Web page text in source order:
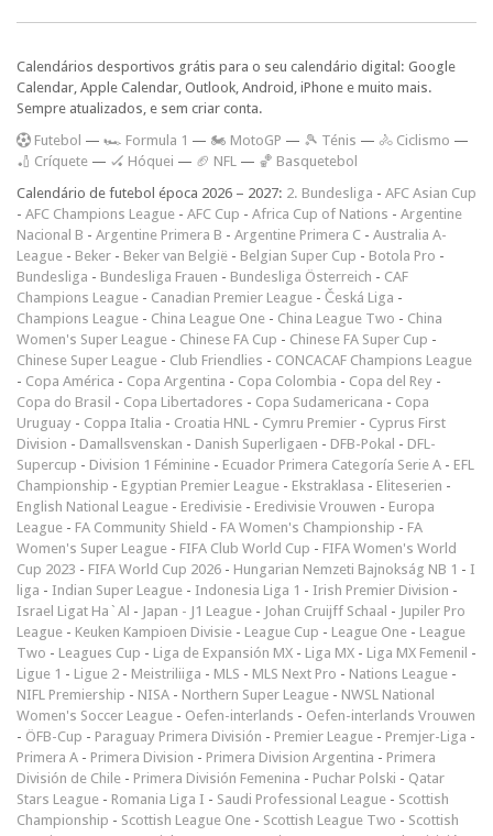
Calendários desportivos grátis para o seu calendário digital: Google
Calendar, Apple Calendar, Outlook, Android, iPhone e muito mais.
Sempre atualizados, e sem criar conta.
Futebol — 🏎️ Formula 1 — 🏍 MotoGP — 🎾 Ténis — 🚴 Ciclismo —
🏏 Críquete — 🏑 Hóquei — 🏈 NFL — 🏀 Basquetebol
Calendário de futebol época 2026 – 2027: 2. Bundesliga - AFC Asian Cup
- AFC Champions League - AFC Cup - Africa Cup of Nations - Argentine
Nacional B - Argentine Primera B - Argentine Primera C - Australia A-
League - Beker - Beker van België - Belgian Super Cup - Botola Pro -
Bundesliga - Bundesliga Frauen - Bundesliga Österreich - CAF
Champions League - Canadian Premier League - Česká Liga -
Champions League - China League One - China League Two - China
Women's Super League - Chinese FA Cup - Chinese FA Super Cup -
Chinese Super League - Club Friendlies - CONCACAF Champions League
- Copa América - Copa Argentina - Copa Colombia - Copa del Rey -
Copa do Brasil - Copa Libertadores - Copa Sudamericana - Copa
Uruguay - Coppa Italia - Croatia HNL - Cymru Premier - Cyprus First
Division - Damallsvenskan - Danish Superligaen - DFB-Pokal - DFL-
Supercup - Division 1 Féminine - Ecuador Primera Categoría Serie A - EFL
Championship - Egyptian Premier League - Ekstraklasa - Eliteserien -
English National League - Eredivisie - Eredivisie Vrouwen - Europa
League - FA Community Shield - FA Women's Championship - FA
Women's Super League - FIFA Club World Cup - FIFA Women's World
Cup 2023 - FIFA World Cup 2026 - Hungarian Nemzeti Bajnokság NB 1 - I
liga - Indian Super League - Indonesia Liga 1 - Irish Premier Division -
Israel Ligat Ha`Al - Japan - J1 League - Johan Cruijff Schaal - Jupiler Pro
League - Keuken Kampioen Divisie - League Cup - League One - League
Two - Leagues Cup - Liga de Expansión MX - Liga MX - Liga MX Femenil -
Ligue 1 - Ligue 2 - Meistriliiga - MLS - MLS Next Pro - Nations League -
NIFL Premiership - NISA - Northern Super League - NWSL National
Women's Soccer League - Oefen-interlands - Oefen-interlands Vrouwen
- ÖFB-Cup - Paraguay Primera División - Premier League - Premjer-Liga -
Primera A - Primera Division - Primera Division Argentina - Primera
División de Chile - Primera División Femenina - Puchar Polski - Qatar
Stars League - Romania Liga I - Saudi Professional League - Scottish
Championship - Scottish League One - Scottish League Two - Scottish